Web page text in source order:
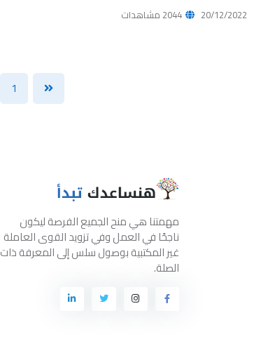
20/12/2022 2044 مشاهدات
1
مهمتنا هي منح الجميع الفرصة ليكون
ناجحًا في العمل وفي تزويد القوى العاملة
غير المكتبية بوصول سلس إلى المعرفة ذات
الصلة.